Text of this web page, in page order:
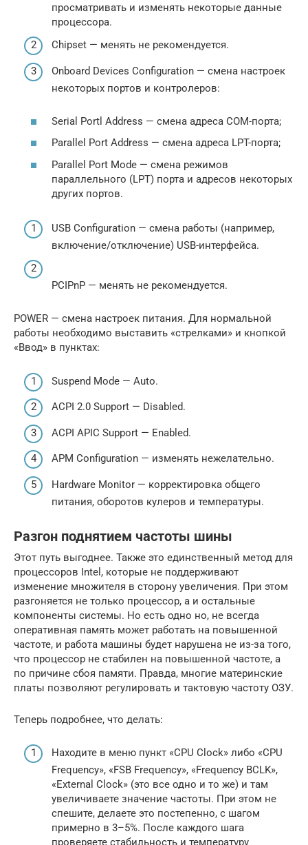
просматривать и изменять некоторые данные
процессора.
Chipset — менять не рекомендуется.
Onboard Devices Configuration — смена настроек
некоторых портов и контролеров:
Serial Portl Address — смена адреса COM-порта;
Parallel Port Address — смена адреса LPT-порта;
Parallel Port Mode — смена режимов
параллельного (LPT) порта и адресов некоторых
других портов.
USB Configuration — смена работы (например,
включение/отключение) USB-интерфейса.
PCIPnP — менять не рекомендуется.
POWER — смена настроек питания. Для нормальной
работы необходимо выставить «стрелками» и кнопкой
«Ввод» в пунктах:
Suspend Mode — Auto.
ACPI 2.0 Support — Disabled.
ACPI APIC Support — Enabled.
APM Configuration — изменять нежелательно.
Hardware Monitor — корректировка общего
питания, оборотов кулеров и температуры.
Разгон поднятием частоты шины
Этот путь выгоднее. Также это единственный метод для
процессоров Intel, которые не поддерживают
изменение множителя в сторону увеличения. При этом
разгоняется не только процессор, а и остальные
компоненты системы. Но есть одно но, не всегда
оперативная память может работать на повышенной
частоте, и работа машины будет нарушена не из-за того,
что процессор не стабилен на повышенной частоте, а
по причине сбоя памяти. Правда, многие материнские
платы позволяют регулировать и тактовую частоту ОЗУ.
Теперь подробнее, что делать:
Находите в меню пункт «CPU Clock» либо «CPU
Frequency», «FSB Frequency», «Frequency BCLK»,
«External Clock» (это все одно и то же) и там
увеличиваете значение частоты. При этом не
спешите, делаете это постепенно, с шагом
примерно в 3–5%. После каждого шага
проверяете стабильность и температуру